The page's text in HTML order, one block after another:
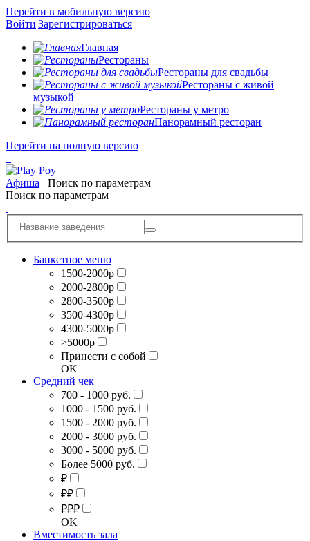
Перейти в мобильную версию
Войти|Зарегистрироваться
Главная
Рестораны
Рестораны для свадьбы
Рестораны с живой
музыкой
Рестораны у метро
Панорамный ресторан
Перейти на полную версию
Афиша
Поиск по параметрам
Поиск по параметрам
Банкетное меню
1500-2000р
2000-2800р
2800-3500р
3500-4300р
4300-5000р
>5000р
Принести с собой
OK
Средний чек
700 - 1000 руб.
1000 - 1500 руб.
1500 - 2000 руб.
2000 - 3000 руб.
3000 - 5000 руб.
Более 5000 руб.
₽
₽₽
₽₽₽
OK
Вместимость зала